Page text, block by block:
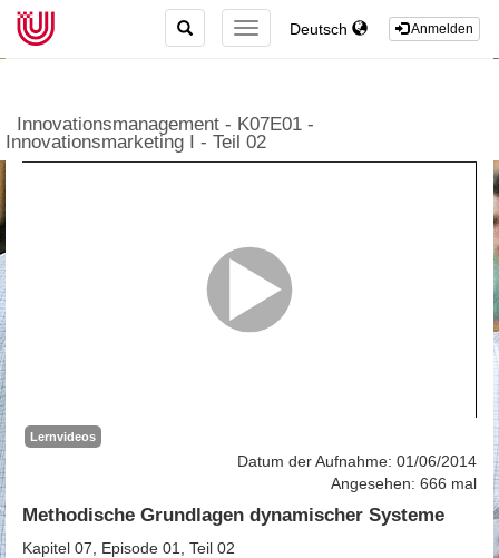
Anmelden
Deutsch
TOGGLE
NAVIGATION
TOGGLE
SEARCH
Innovationsmanagement - K07E01 -
Innovationsmarketing I - Teil 02
Lernvideos
Datum der Aufnahme: 01/06/2014
Angesehen: 666 mal
Methodische Grundlagen dynamischer Systeme
Kapitel 07, Episode 01, Teil 02